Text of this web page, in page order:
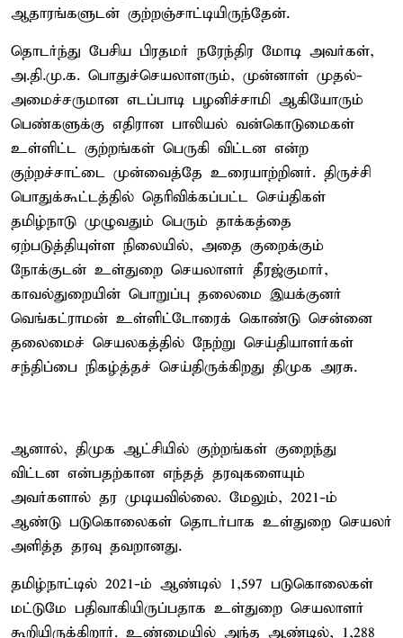
ஆதாரங்களுடன் குற்றஞ்சாட்டியிருந்தேன்.
தொடர்ந்து பேசிய பிரதமர் நரேந்திர மோடி அவர்கள்,
அ.தி.மு.க. பொதுச்செயலாளரும், முன்னாள் முதல்-
அமைச்சருமான எடப்பாடி பழனிச்சாமி ஆகியோரும்
பெண்களுக்கு எதிரான பாலியல் வன்கொடுமைகள்
உள்ளிட்ட குற்றங்கள் பெருகி விட்டன என்ற
குற்றச்சாட்டை முன்வைத்தே உரையாற்றினர். திருச்சி
பொதுக்கூட்டத்தில் தெரிவிக்கப்பட்ட செய்திகள்
தமிழ்நாடு முழுவதும் பெரும் தாக்கத்தை
ஏற்படுத்தியுள்ள நிலையில், அதை குறைக்கும்
நோக்குடன் உள்துறை செயலாளர் தீரஜ்குமார்,
காவல்துறையின் பொறுப்பு தலைமை இயக்குனர்
வெங்கட்ராமன் உள்ளிட்டோரைக் கொண்டு சென்னை
தலைமைச் செயலகத்தில் நேற்று செய்தியாளர்கள்
சந்திப்பை நிகழ்த்தச் செய்திருக்கிறது திமுக அரசு.
ஆனால், திமுக ஆட்சியில் குற்றங்கள் குறைந்து
விட்டன என்பதற்கான எந்தத் தரவுகளையும்
அவர்களால் தர முடியவில்லை. மேலும், 2021-ம்
ஆண்டு படுகொலைகள் தொடர்பாக உள்துறை செயலர்
அளித்த தரவு தவறானது.
தமிழ்நாட்டில் 2021-ம் ஆண்டில் 1,597 படுகொலைகள்
மட்டுமே பதிவாகியிருப்பதாக உள்துறை செயலாளர்
கூறியிருக்கிறார். உண்மையில் அந்த ஆண்டில், 1,288